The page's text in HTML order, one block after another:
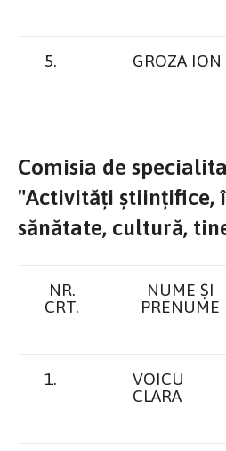
5. GROZA ION
Comisia de
"Activități științifice,
sănătate, cultură,
NR.
CRT.
NUME ŞI
PRENUME
1.
VOICU
CLARA